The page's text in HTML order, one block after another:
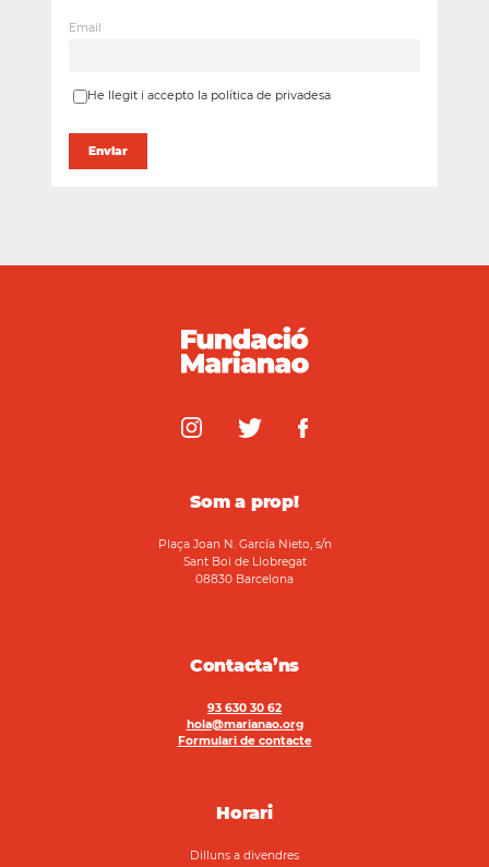
Email
He llegit i accepto la política de privadesa
Som a prop!
Plaça Joan N. García Nieto, s/n
Sant Boi de Llobregat
08830 Barcelona
Contacta’ns
93 630 30 62
hola@marianao.org
Formulari de contacte
Horari
Dilluns a divendres